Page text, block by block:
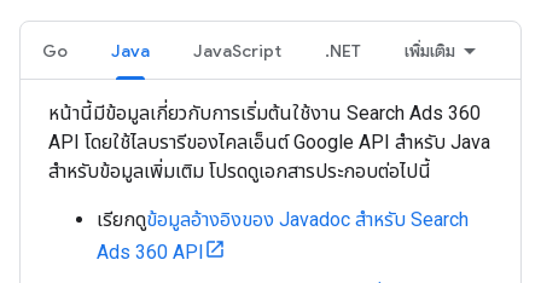
Go Java JavaScript .NET เพิ่มเติม
หน้านี้มีข้อมูลเกี่ยวกับการเริ่มต้นใช้งาน Search Ads 360
API โดยใช้ไลบรารีของไคลเอ็นต์ Google API สำหรับ Java
สําหรับข้อมูลเพิ่มเติม โปรดดูเอกสารประกอบต่อไปนี้
เรียกดูข้อมูลอ้างอิงของ Javadoc สําหรับ Search
Ads 360 API